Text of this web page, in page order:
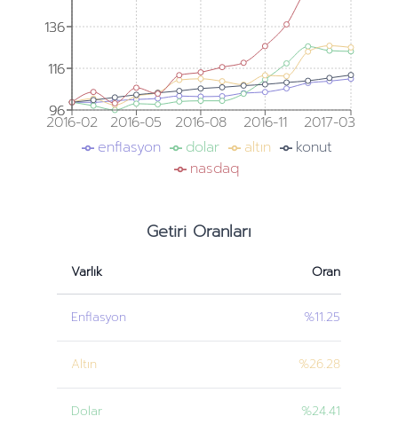
2016-02 2016-05 2016-08 2016-11 2017-03
96
116
136
96
116
136
enflasyon dolar altın
konut
nasdaq
Getiri Oranları
Varlık Oran
Enflasyon %11.25
Altın %26.28
Dolar %24.41